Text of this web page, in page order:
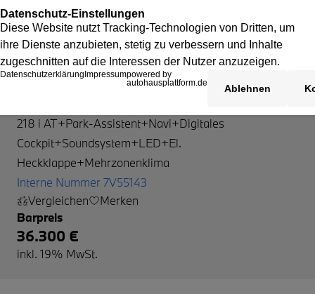
218 i AT+Park-Assistent+Navi+Digitales
Cockpit+Soundsystem+LED+El.
Heckklappe+Mehrzonenklima
Interne Nummer 7V55143
Vergleichen
Merken
Barpreis
36.300 €
inkl. 19% MwSt.